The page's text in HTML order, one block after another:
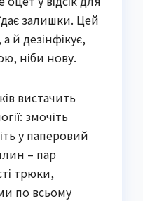
залишки. Цей
й дезінфікує,
ніби нову.
вистачить
змочіть
у паперовий
– пар
трюки,
по всьому